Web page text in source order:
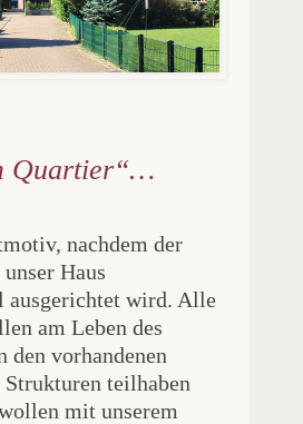
Quartier“…
nachdem der
Haus
ausgerichtet wird. Alle
am Leben des
den vorhandenen
Strukturen teilhaben
mit unserem